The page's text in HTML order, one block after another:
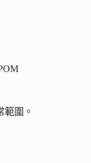
範圍。